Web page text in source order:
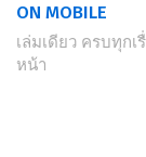
ON MOBILE
เล่มเดียว ครบทุกเ
หน้า